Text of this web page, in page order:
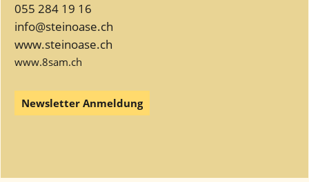
055 284 19 16
info@steinoase.ch
www.steinoase.ch
www.8sam.ch
Newsletter Anmeldung